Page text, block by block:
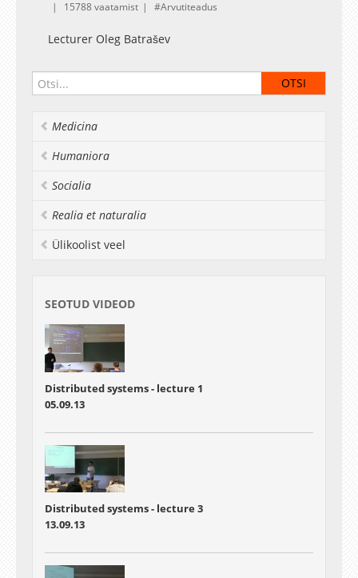
15788 vaatamist
Arvutiteadus
Lecturer Oleg Batrašev
Medicina
Humaniora
Socialia
Realia et naturalia
Ülikoolist veel
SEOTUD VIDEOD
Distributed systems - lecture 1
05.09.13
Distributed systems - lecture 3
13.09.13